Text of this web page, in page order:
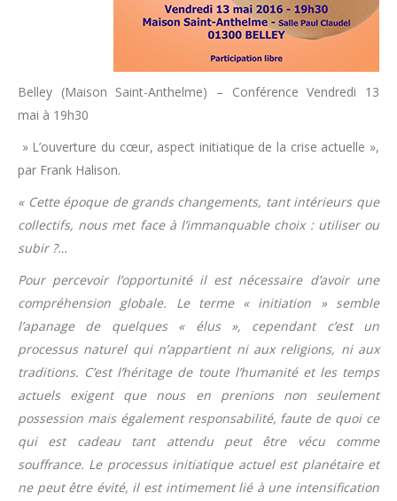
Belley (Maison Saint-Anthelme) – Conférence Vendredi 13
mai à 19h30
» L’ouverture du cœur, aspect initiatique de la crise actuelle »,
par Frank Halison.
« Cette époque de grands changements, tant intérieurs que
collectifs, nous met face à l’immanquable choix : utiliser ou
subir ?…
Pour percevoir l’opportunité il est nécessaire d’avoir une
compréhension globale. Le terme « initiation » semble
l’apanage de quelques « élus », cependant c’est un
processus naturel qui n’appartient ni aux religions, ni aux
traditions. C’est l’héritage de toute l’humanité et les temps
actuels exigent que nous en prenions non seulement
possession mais également responsabilité, faute de quoi ce
qui est cadeau tant attendu peut être vécu comme
souffrance. Le processus initiatique actuel est planétaire et
ne peut être évité, il est intimement lié à une intensification